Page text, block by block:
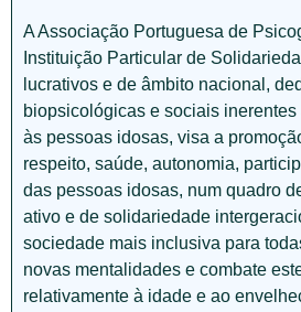
A Associação Portuguesa de
Instituição Particular de
lucrativos e de âmbito nacional,
biopsicológicas e sociais
às pessoas idosas, visa a
respeito, saúde, autonomia,
das pessoas idosas, num quadro
ativo e de solidariedade
sociedade mais inclusiva para
novas mentalidades e combate
relativamente à idade e ao